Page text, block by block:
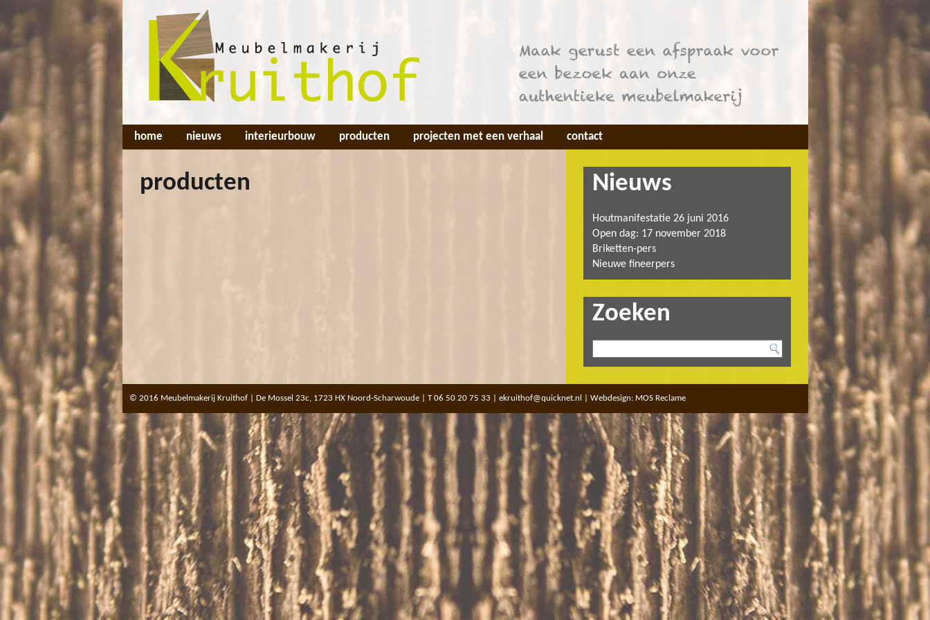
home nieuws interieurbouw producten projecten met een verhaal contact
producten Nieuws
Houtmanifestatie 26 juni 2016
Open dag: 17 november 2018
Briketten-pers
Nieuwe fineerpers
Zoeken
© 2016 Meubelmakerij Kruithof | De Mossel 23c, 1723 HX Noord-Scharwoude | T 06 50 20 75 33 | ekruithof@quicknet.nl | Webdesign: MOS Reclame